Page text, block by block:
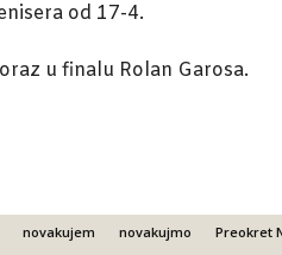
od 17-4.
u finalu Rolan Garosa.
novakujem novakujmo
Preokret